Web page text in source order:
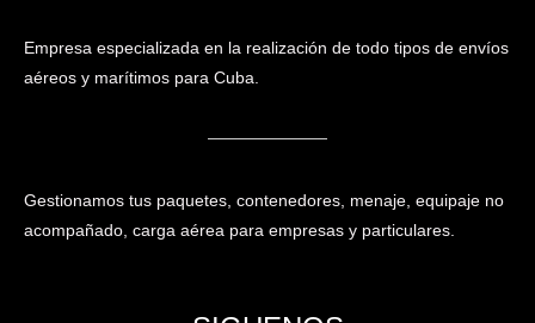
Empresa especializada en la realización de todo tipos de envíos
aéreos y marítimos para Cuba.
Gestionamos tus paquetes, contenedores, menaje, equipaje no
acompañado, carga aérea para empresas y particulares.